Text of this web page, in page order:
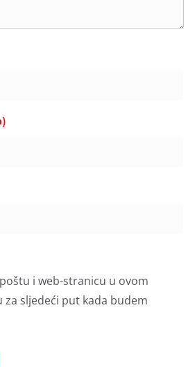
i web-stranicu u ovom
sljedeći put kada budem